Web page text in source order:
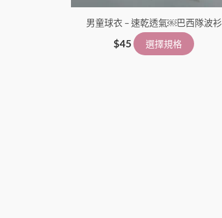
男童球衣 – 速乾透氣￼巴西隊波衫
$45 選擇規格
面
選
擇